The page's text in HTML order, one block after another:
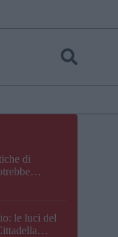
di
le luci del